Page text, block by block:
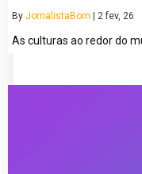
By JornalistaBom | 2 fev, 26
As culturas ao redor do